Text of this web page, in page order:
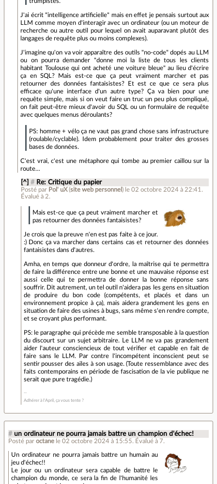
trumpistes.
J'ai écrit "intelligence artificielle" mais en effet je pensais surtout aux
LLM comme moyen d'interagir avec un ordinateur (ou un moteur de
recherche ou autre outil pour lequel on avait auparavant plutôt des
langages de requête plus ou moins complexes).
J'imagine qu'on va voir apparaître des outils "no-code" dopés au LLM
ou on pourra demander "donne moi la liste de tous les clients
habitant Toulouse qui ont acheté une voiture bleue" au lieu d'écrire
ça en SQL? Mais est-ce que ça peut vraiment marcher et pas
retourner des données fantaisistes? Et est ce que ce sera plus
efficace qu'une interface d'un autre type? Ça va bien pour une
requête simple, mais si on veut faire un truc un peu plus compliqué,
on fait peut-être mieux d'avoir du SQL ou un formulaire de requête
avec quelques menus déroulants?
PS: homme + vélo ça ne vaut pas grand chose sans infrastructure
(roulable/cyclable). Idem probablement pour traiter des grosses
bases de données.
C'est vrai, c'est une métaphore qui tombe au premier caillou sur la
route…
[^] # Re: Critique du papier
Posté par Pol' uX(site web personnel ) le 02 octobre 2024 à 22:41.
Évalué à 2.
Mais est-ce que ça peut vraiment marcher et
pas retourner des données fantaisistes?
Je crois que la preuve n'en est pas faite à ce jour.
:) Donc ça va marcher dans certains cas et retourner des données
fantaisistes dans d'autres.
Amha, en temps que donneur d'ordre, la maîtrise qui te permettra
de faire la différence entre une bonne et une mauvaise réponse est
aussi celle qui te permettra de donner la bonne réponse sans
souffrir. Dit autrement, un tel outil n'aidera pas les gens en situation
de produire du bon code (compétents, et placés et dans un
environnement propice à ça), mais aidera grandement les gens en
situation de faire des usines à bugs, sans même s'en rendre compte,
et se croyant plus performant.
PS: le paragraphe qui précède me semble transposable à la question
du discourt sur un sujet arbitraire. Le LLM ne va pas grandement
aider l'auteur consciencieux de tout vérifier et capable en fait de
faire sans le LLM. Par contre l'incompétent inconscient peut se
sentir pousser des ailes à son usage. (Toute ressemblance avec des
faits contemporains en période de fascisation de la vie publique ne
serait que pure tragédie.)
Adhérer à l'April, ça vous tente ?
# un ordinateur ne pourra jamais battre un champion d'échec!
Posté par octane le 02 octobre 2024 à 15:55. Évalué à 7.
Un ordinateur ne pourra jamais battre un humain au
jeu d'échec!!
Le jour ou un ordinateur sera capable de battre le
champion du monde, ce sera la fin de l'humanité les